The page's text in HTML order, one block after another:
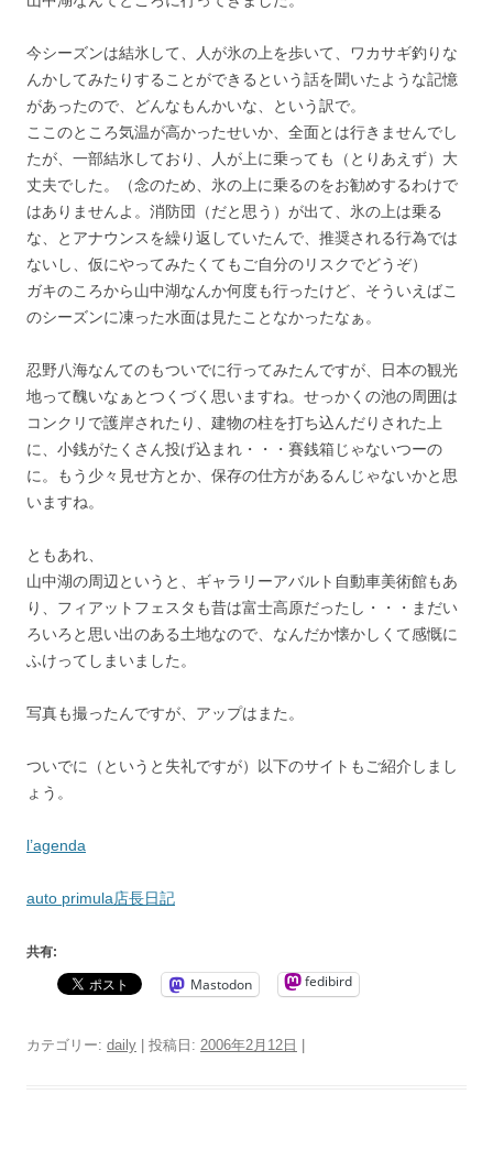
今シーズンは結氷して、人が氷の上を歩いて、ワカサギ釣りな
んかしてみたりすることができるという話を聞いたような記憶
があったので、どんなもんかいな、という訳で。
ここのところ気温が高かったせいか、全面とは行きませんでし
たが、一部結氷しており、人が上に乗っても（とりあえず）大
丈夫でした。（念のため、氷の上に乗るのをお勧めするわけで
はありませんよ。消防団（だと思う）が出て、氷の上は乗る
な、とアナウンスを繰り返していたんで、推奨される行為では
ないし、仮にやってみたくてもご自分のリスクでどうぞ）
ガキのころから山中湖なんか何度も行ったけど、そういえばこ
のシーズンに凍った水面は見たことなかったなぁ。
忍野八海なんてのもついでに行ってみたんですが、日本の観光
地って醜いなぁとつくづく思いますね。せっかくの池の周囲は
コンクリで護岸されたり、建物の柱を打ち込んだりされた上
に、小銭がたくさん投げ込まれ・・・賽銭箱じゃないつーの
に。もう少々見せ方とか、保存の仕方があるんじゃないかと思
いますね。
ともあれ、
山中湖の周辺というと、ギャラリーアバルト自動車美術館もあ
り、フィアットフェスタも昔は富士高原だったし・・・まだい
ろいろと思い出のある土地なので、なんだか懐かしくて感慨に
ふけってしまいました。
写真も撮ったんですが、アップはまた。
ついでに（というと失礼ですが）以下のサイトもご紹介しまし
ょう。
l’agenda
auto primula店長日記
共有:
Mastodon fedibird
カテゴリー: daily | 投稿日: 2006年2月12日 |